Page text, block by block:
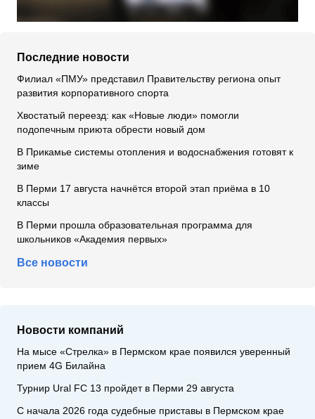
Последние новости
Филиал «ПМУ» представил Правительству региона опыт
развития корпоративного спорта
Хвостатый переезд: как «Новые люди» помогли
подопечным приюта обрести новый дом
В Прикамье системы отопления и водоснабжения готовят к
зиме
В Перми 17 августа начнётся второй этап приёма в 10
классы
В Перми прошла образовательная программа для
школьников «Академия первых»
Все новости
Новости компаний
На мысе «Стрелка» в Пермском крае появился уверенный
прием 4G Билайна
Турнир Ural FC 13 пройдет в Перми 29 августа
С начала 2026 года судебные приставы в Пермском крае